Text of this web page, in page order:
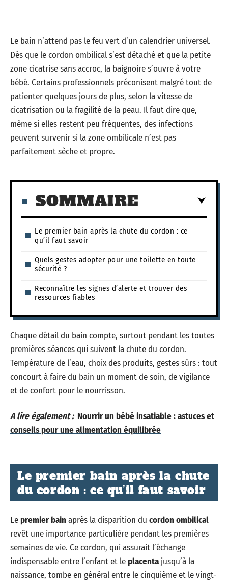
Le bain n’attend pas le feu vert d’un calendrier universel.
Dès que le cordon ombilical s’est détaché et que la petite
zone cicatrise sans accroc, la baignoire s’ouvre à votre
bébé. Certains professionnels préconisent malgré tout de
patienter quelques jours de plus, selon la vitesse de
cicatrisation ou la fragilité de la peau. Il faut dire que,
même si elles restent peu fréquentes, des infections
peuvent survenir si la zone ombilicale n’est pas
parfaitement sèche et propre.
SOMMAIRE
Le premier bain après la chute du cordon : ce
qu’il faut savoir
Quels gestes adopter pour une toilette en toute
sécurité ?
Reconnaître les signes d’alerte et trouver des
ressources fiables
Chaque détail du bain compte, surtout pendant les toutes
premières séances qui suivent la chute du cordon.
Température de l’eau, choix des produits, gestes sûrs : tout
concourt à faire du bain un moment de soin, de vigilance
et de confort pour le nourrisson.
A lire également : Nourrir un bébé insatiable : astuces et
conseils pour une alimentation équilibrée
Le premier bain après la chute
du cordon : ce qu’il faut savoir
Lepremier bain après la disparition du cordon ombilical
revêt une importance particulière pendant les premières
semaines de vie. Ce cordon, qui assurait l’échange
indispensable entre l’enfant et leplacenta jusqu’à la
naissance, tombe en général entre le cinquième et le vingt-